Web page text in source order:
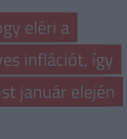
eléri a
inflációt, így
január elején